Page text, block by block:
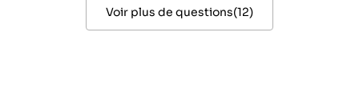
Voir plus de questions(12)